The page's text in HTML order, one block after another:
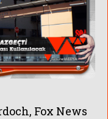
Fox News